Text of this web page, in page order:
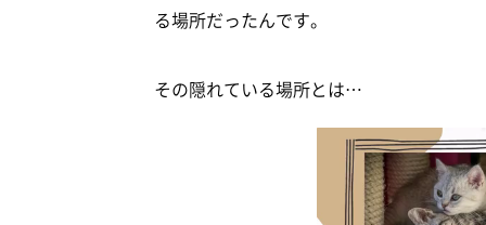
る場所だったんです。
その隠れている場所とは…